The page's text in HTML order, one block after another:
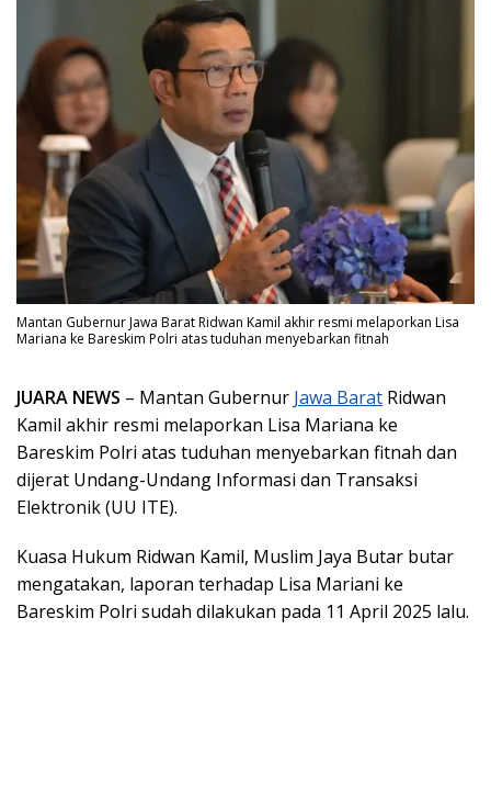
Mantan Gubernur Jawa Barat Ridwan Kamil akhir resmi melaporkan Lisa
Mariana ke Bareskim Polri atas tuduhan menyebarkan fitnah
JUARA NEWS – Mantan Gubernur Jawa Barat Ridwan
Kamil akhir resmi melaporkan Lisa Mariana ke
Bareskim Polri atas tuduhan menyebarkan fitnah dan
dijerat Undang-Undang Informasi dan Transaksi
Elektronik (UU ITE).
Kuasa Hukum Ridwan Kamil, Muslim Jaya Butar butar
mengatakan, laporan terhadap Lisa Mariani ke
Bareskim Polri sudah dilakukan pada 11 April 2025 lalu.